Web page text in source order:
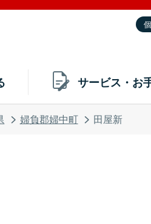
サービス・お
婦負郡婦中町 田屋新